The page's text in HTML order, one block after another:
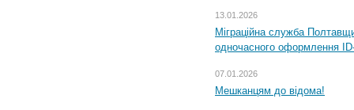
13.01.2026
Міграційна служба
одночасного оформлення
07.01.2026
Мешканцям до відома!